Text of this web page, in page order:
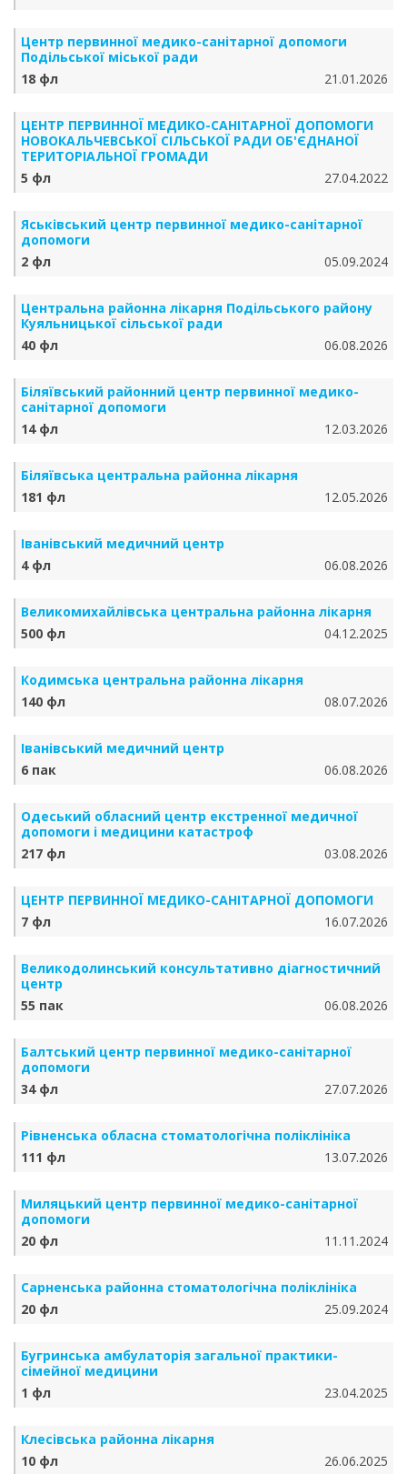
Центр первинної медико-санітарної допомоги
Подільської міської ради
18 фл
21.01.2026
ЦЕНТР ПЕРВИННОЇ МЕДИКО-САНІТАРНОЇ ДОПОМОГИ
НОВОКАЛЬЧЕВСЬКОЇ СІЛЬСЬКОЇ РАДИ ОБ'ЄДНАНОЇ
ТЕРИТОРІАЛЬНОЇ ГРОМАДИ
5 фл
27.04.2022
Яськівський центр первинної медико-санітарної
допомоги
2 фл
05.09.2024
Центральна районна лікарня Подільського району
Куяльницької сільської ради
40 фл
06.08.2026
Біляївський районний центр первинної медико-
санітарної допомоги
14 фл
12.03.2026
Біляївська центральна районна лікарня
181 фл
12.05.2026
Іванівський медичний центр
4 фл
06.08.2026
Великомихайлівська центральна районна лікарня
500 фл
04.12.2025
Кодимська центральна районна лікарня
140 фл
08.07.2026
Іванівський медичний центр
6 пак
06.08.2026
Одеський обласний центр екстренної медичної
допомоги і медицини катастроф
217 фл
03.08.2026
ЦЕНТР ПЕРВИННОЇ МЕДИКО-САНІТАРНОЇ ДОПОМОГИ
7 фл
16.07.2026
Великодолинський консультативно діагностичний
центр
55 пак
06.08.2026
Балтський центр первинної медико-санітарної
допомоги
34 фл
27.07.2026
Рівненська обласна стоматологічна поліклініка
111 фл
13.07.2026
Миляцький центр первинної медико-санітарної
допомоги
20 фл
11.11.2024
Сарненська районна стоматологічна поліклініка
20 фл
25.09.2024
Бугринська амбулаторія загальної практики-
сімейної медицини
1 фл
23.04.2025
Клесівська районна лікарня
10 фл
26.06.2025